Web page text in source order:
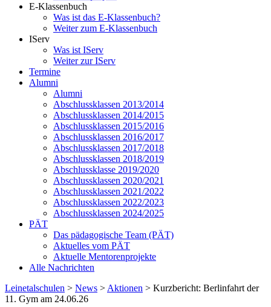
E-Klassenbuch
Was ist das E-Klassenbuch?
Weiter zum E-Klassenbuch
IServ
Was ist IServ
Weiter zur IServ
Termine
Alumni
Alumni
Abschlussklassen 2013/2014
Abschlussklassen 2014/2015
Abschlussklassen 2015/2016
Abschlussklassen 2016/2017
Abschlussklassen 2017/2018
Abschlussklassen 2018/2019
Abschlussklasse 2019/2020
Abschlussklassen 2020/2021
Abschlussklassen 2021/2022
Abschlussklassen 2022/2023
Abschlussklassen 2024/2025
PÄT
Das pädagogische Team (PÄT)
Aktuelles vom PÄT
Aktuelle Mentorenprojekte
Alle Nachrichten
Leinetalschulen > News > Aktionen > Kurzbericht: Berlinfahrt der
11. Gym am 24.06.26